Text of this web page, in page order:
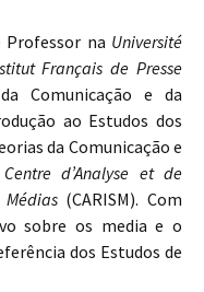
Professor na Université
Français de Presse
Comunicação e da
ao Estudos dos
da Comunicação e
Centre d’Analyse et de
(CARISM). Com
sobre os media e o
dos Estudos de